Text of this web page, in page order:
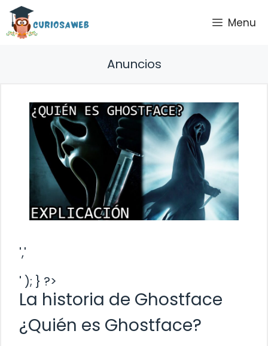
Saltar
contenido
Menu
Anuncios
','
' ); } ?>
La historia de Ghostface
¿Quién es Ghostface?